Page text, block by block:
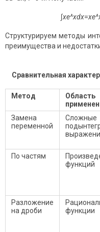
∫xe^xdx=
Структурируем методы
преимущества и
Сравнительная
Метод
Область
Замена
переменной
Сложные
По частям
функций
Разложение
на дроби
функции